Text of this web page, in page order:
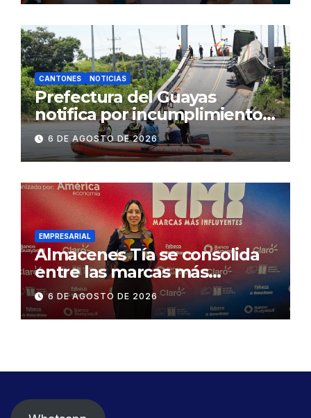
2.500 jóvenes
CANTONES NOTICIAS
Prefectura del Guayas
notifica por incumplimiento
contractual a la
Concesionaria CONORTE y
exige celeridad en
desmontaje del puente
Gonzalo Icaza Cornejo, en
Daule
6 DE AGOSTO DE 2026
EMPRESARIAL
Almacenes Tía se consolida
entre las marcas más
influyentes del Ecuador
6 DE AGOSTO DE 2026